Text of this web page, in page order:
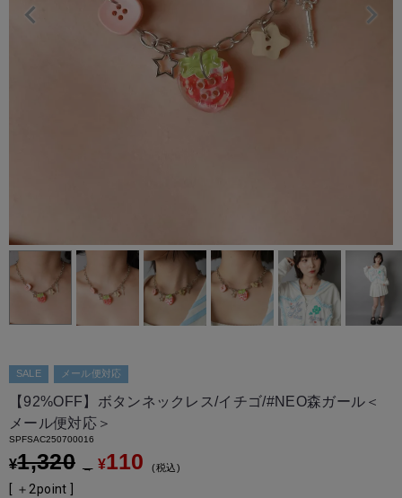
SALE メール便対応
【92%OFF】ボタンネックレス/イチゴ/#NEO森ガール＜
メール便対応＞
SPFSAC250700016
¥1,320 → ¥110 税込
[ ＋ 2point ]